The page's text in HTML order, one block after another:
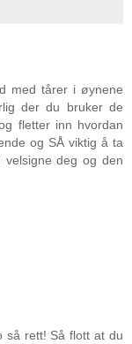
med tårer i øynene
der du bruker de
fletter inn hvordan
og SÅ viktig å ta
deg og den
så rett! Så flott at du